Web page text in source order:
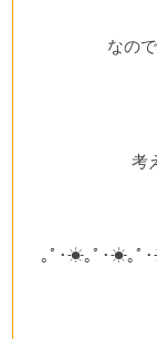
なの
考
｡ﾟ･☀｡ﾟ･☀｡ﾟ